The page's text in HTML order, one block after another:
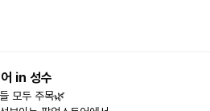
in 성수
모두 주목🌿